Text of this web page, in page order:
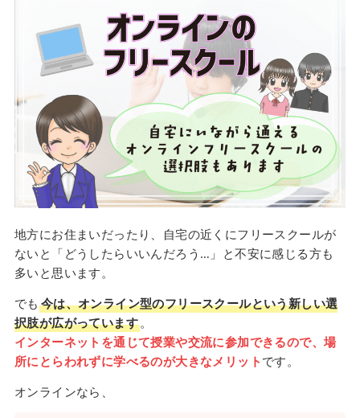
地方にお住まいだったり、自宅の近くにフリースクールが
ないと「どうしたらいいんだろう…」と不安に感じる方も
多いと思います。
でも 今は、オンライン型のフリースクールという新しい選
択肢が広がっています。
インターネットを通じて授業や交流に参加できるので、場
所にとらわれずに学べるのが大きなメリット です。
オンラインなら、